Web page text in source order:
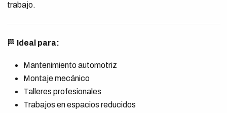
trabajo.
🏁 Ideal para:
Mantenimiento automotriz
Montaje mecánico
Talleres profesionales
Trabajos en espacios reducidos